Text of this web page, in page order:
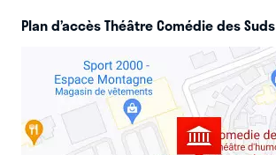
Plan d’accès Théâtre Comédie des Suds